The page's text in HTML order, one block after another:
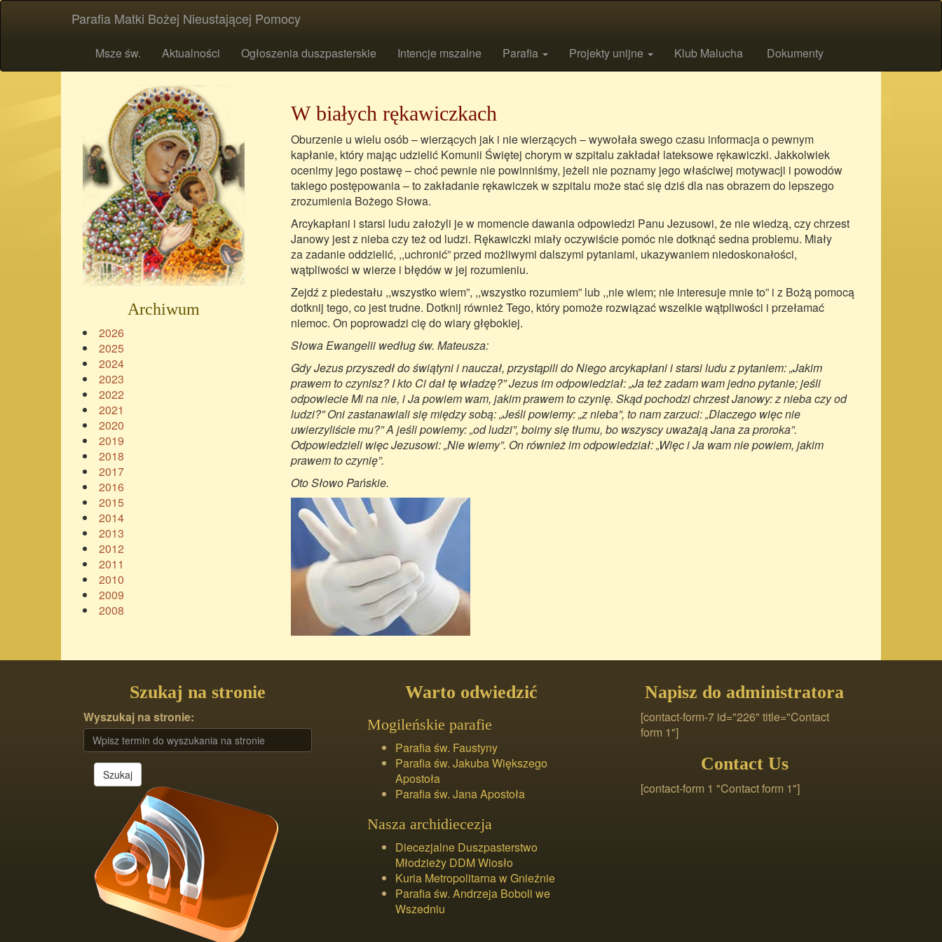
Parafia Matki Bożej Nieustającej Pomocy
Msze św. Aktualności Ogłoszenia duszpasterskie Intencje mszalne Parafia Projekty unijne Klub Malucha Dokumenty
W białych rękawiczkach
Oburzenie u wielu osób – wierzących jak i nie wierzących – wywołała swego czasu informacja o pewnym
kapłanie, który mając udzielić Komunii Świętej chorym w szpitalu zakładał lateksowe rękawiczki. Jakkolwiek
ocenimy jego postawę – choć pewnie nie powinniśmy, jeżeli nie poznamy jego właściwej motywacji i powodów
takiego postępowania – to zakładanie rękawiczek w szpitalu może stać się dziś dla nas obrazem do lepszego
zrozumienia Bożego Słowa.
Arcykapłani i starsi ludu założyli je w momencie dawania odpowiedzi Panu Jezusowi, że nie wiedzą, czy chrzest
Janowy jest z nieba czy też od ludzi. Rękawiczki miały oczywiście pomóc nie dotknąć sedna problemu. Miały
za zadanie oddzielić, ,,uchronić” przed możliwymi dalszymi pytaniami, ukazywaniem niedoskonałości,
wątpliwości w wierze i błędów w jej rozumieniu.
Zejdź z piedestału ,,wszystko wiem”, ,,wszystko rozumiem” lub ,,nie wiem; nie interesuje mnie to” i z Bożą pomocą
dotknij tego, co jest trudne. Dotknij również Tego, który pomoże rozwiązać wszelkie wątpliwości i przełamać
niemoc. On poprowadzi cię do wiary głębokiej.
Słowa Ewangelii według św. Mateusza:
Gdy Jezus przyszedł do świątyni i nauczał, przystąpili do Niego arcykapłani i starsi ludu z pytaniem: „Jakim
prawem to czynisz? I kto Ci dał tę władzę?” Jezus im odpowiedział: „Ja też zadam wam jedno pytanie; jeśli
odpowiecie Mi na nie, i Ja powiem wam, jakim prawem to czynię. Skąd pochodzi chrzest Janowy: z nieba czy od
ludzi?” Oni zastanawiali się między sobą: „Jeśli powiemy: „z nieba”, to nam zarzuci: „Dlaczego więc nie
uwierzyliście mu?” A jeśli powiemy: „od ludzi”, boimy się tłumu, bo wszyscy uważają Jana za proroka”.
Odpowiedzieli więc Jezusowi: „Nie wiemy”. On również im odpowiedział: „Więc i Ja wam nie powiem, jakim
prawem to czynię”.
Oto Słowo Pańskie.
Archiwum
2026
2025
2024
2023
2022
2021
2020
2019
2018
2017
2016
2015
2014
2013
2012
2011
2010
2009
2008
Szukaj na stronie
Wyszukaj na stronie:
Szukaj
Warto odwiedzić
Mogileńskie parafie
Parafia św. Faustyny
Parafia św. Jakuba Większego
Apostoła
Parafia św. Jana Apostoła
Nasza archidiecezja
Diecezjalne Duszpasterstwo
Młodzieży DDM Wiosło
Kuria Metropolitarna w Gnieźnie
Parafia św. Andrzeja Boboli we
Wszedniu
Napisz do administratora
[contact-form-7 id="226" title="Contact
form 1"]
Contact Us
[contact-form 1 "Contact form 1"]